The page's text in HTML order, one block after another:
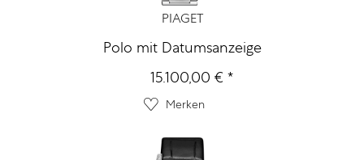
PIAGET
Polo mit Datumsanzeige
15.100,00 € *
Merken